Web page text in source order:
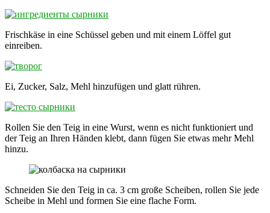
Frischkäse in eine Schüssel geben und mit einem Löffel gut
einreiben.
Ei, Zucker, Salz, Mehl hinzufügen und glatt rühren.
Rollen Sie den Teig in eine Wurst, wenn es nicht funktioniert und
der Teig an Ihren Händen klebt, dann fügen Sie etwas mehr Mehl
hinzu.
Schneiden Sie den Teig in ca. 3 cm große Scheiben, rollen Sie jede
Scheibe in Mehl und formen Sie eine flache Form.